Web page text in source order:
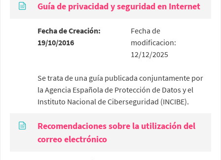
Guía de privacidad y seguridad en Internet
Fecha de Creación:
19/10/2016
Fecha de
modificacion:
12/12/2025
Se trata de una guía publicada conjuntamente por
la Agencia Española de Protección de Datos y el
Instituto Nacional de Ciberseguridad (INCIBE).
Recomendaciones sobre la utilización del
correo electrónico